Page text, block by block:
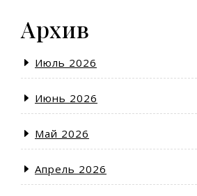
Архив
Июль 2026
Июнь 2026
Май 2026
Апрель 2026